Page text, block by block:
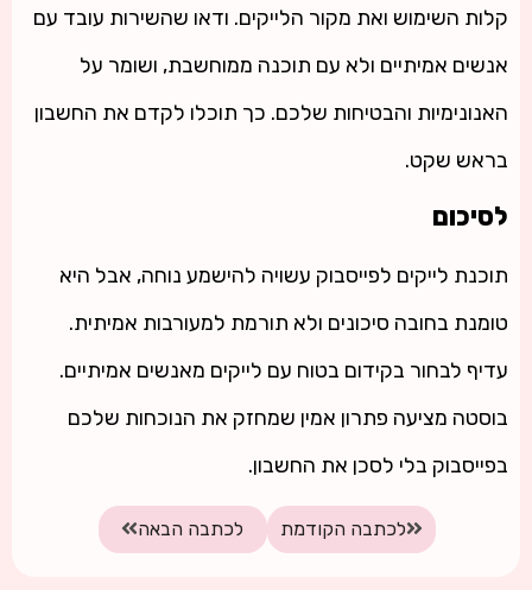
קלות השימוש ואת מקור הלייקים. ודאו שהשירות עובד עם
אנשים אמיתיים ולא עם תוכנה ממוחשבת, ושומר על
האנונימיות והבטיחות שלכם. כך תוכלו לקדם את החשבון
בראש שקט.
לסיכום
תוכנת לייקים לפייסבוק עשויה להישמע נוחה, אבל היא
טומנת בחובה סיכונים ולא תורמת למעורבות אמיתית.
עדיף לבחור בקידום בטוח עם לייקים מאנשים אמיתיים.
בוסטה מציעה פתרון אמין שמחזק את הנוכחות שלכם
בפייסבוק בלי לסכן את החשבון.
לכתבה הקודמת לכתבה הבאה